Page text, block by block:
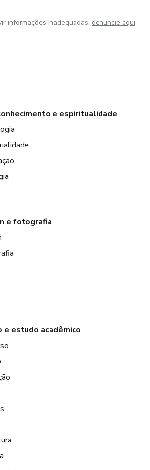
informações inadequadas, denuncie aqui
e espiritualidade
e fotografia
e estudo acadêmico